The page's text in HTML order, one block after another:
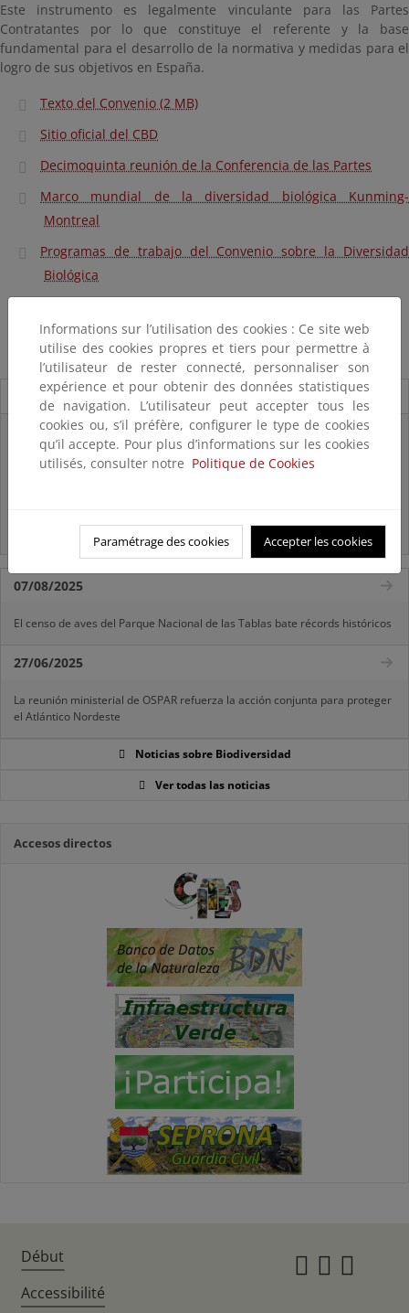
Este instrumento es legalmente vinculante para las Partes
Contratantes por lo que constituye el referente y la base
fundamental para el desarrollo de la normativa y medidas para el
logro de sus objetivos en España.
Texto del Convenio (2 MB)
Sitio oficial del CBD
Decimoquinta reunión de la Conferencia de las Partes
Marco mundial de la diversidad biológica Kunming-
Montreal
Programas de trabajo del Convenio sobre la Diversidad
Biológica
Estrategia de Movilización de Recursos
Novedades
Listas patrón
El MITECO revisa y actualiza la Lista Patrón de las especies
silvestres presentes en España
Acceso a los recursos genéticos y reparto de beneficios
07/08/2025
El censo de aves del Parque Nacional de las Tablas bate récords históricos
27/06/2025
La reunión ministerial de OSPAR refuerza la acción conjunta para proteger
el Atlántico Nordeste
Noticias sobre Biodiversidad
Ver todas las noticias
Accesos directos
Informations sur l’utilisation des cookies : Ce site web
utilise des cookies propres et tiers pour permettre à
l’utilisateur de rester connecté, personnaliser son
expérience et pour obtenir des données statistiques
de navigation. L’utilisateur peut accepter tous les
cookies ou, s’il préfère, configurer le type de cookies
qu’il accepte. Pour plus d’informations sur les cookies
utilisés, consulter notre Politique de Cookies
Paramétrage des cookies Accepter les cookies
Début
Accessibilité